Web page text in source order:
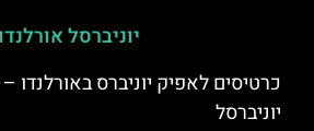
יוניברסל
כרטיסים לאפיק יוניברס
יוניברסל